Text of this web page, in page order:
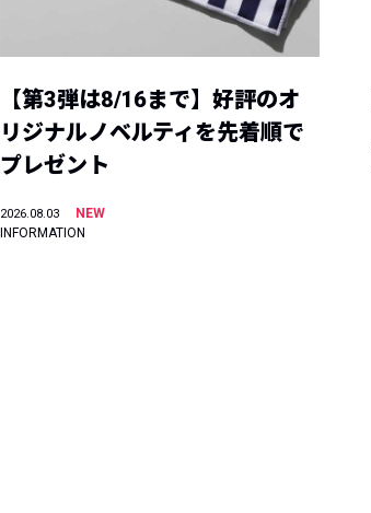
【第3弾は8/16まで】好評のオ
リジナルノベルティを先着順で
プレゼント
2026.08.03
NEW
INFORMATION